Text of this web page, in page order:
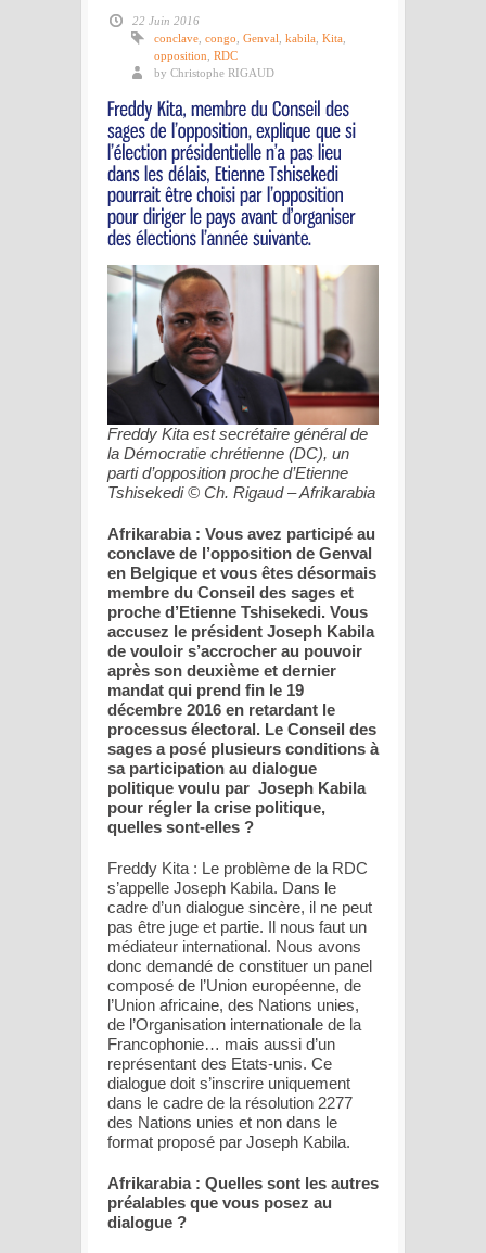
22 Juin 2016
conclave congo Genval kabila Kita
opposition RDC
by Christophe RIGAUD
Freddy Kita est secrétaire général de
la Démocratie chrétienne (DC), un
parti d’opposition proche d’Etienne
Tshisekedi © Ch. Rigaud – Afrikarabia
Afrikarabia : Vous avez participé au
conclave de l’opposition de Genval
en Belgique et vous êtes désormais
membre du Conseil des sages et
proche d’Etienne Tshisekedi. Vous
accusez le président Joseph Kabila
de vouloir s’accrocher au pouvoir
après son deuxième et dernier
mandat qui prend fin le 19
décembre 2016 en retardant le
processus électoral. Le Conseil des
sages a posé plusieurs conditions à
sa participation au dialogue
politique voulu par Joseph Kabila
pour régler la crise politique,
quelles sont-elles ?
Freddy Kita : Le problème de la RDC
s’appelle Joseph Kabila. Dans le
cadre d’un dialogue sincère, il ne peut
pas être juge et partie. Il nous faut un
médiateur international. Nous avons
donc demandé de constituer un panel
composé de l’Union européenne, de
l’Union africaine, des Nations unies,
de l’Organisation internationale de la
Francophonie… mais aussi d’un
représentant des Etats-unis. Ce
dialogue doit s’inscrire uniquement
dans le cadre de la résolution 2277
des Nations unies et non dans le
format proposé par Joseph Kabila.
Afrikarabia : Quelles sont les autres
préalables que vous posez au
dialogue ?